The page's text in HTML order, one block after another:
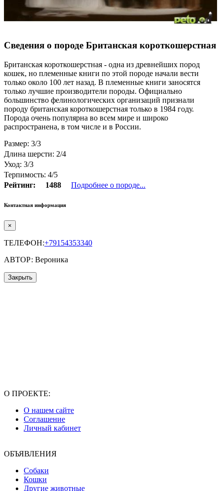
Сведения о породе Британская короткошерстная
Британская короткошерстная - одна из древнейших пород
кошек, но племенные книги по этой породе начали вести
только около 100 лет назад. В племенные книги заносятся
только лучшие производители породы. Официально
большинство фелинологических организаций признали
породу британская короткошерстная только в 1984 году.
Порода очень популярна во всем мире и широко
распространена, в том числе и в России.
Размер: 3/3
Длина шерсти: 2/4
Уход: 3/3
Терпимость: 4/5
Рейтинг:
1488 Подробнее о породе...
Контактная информация
×
ТЕЛЕФОН:+79154353340
АВТОР: Вероника
Закрыть
О ПРОЕКТЕ:
О нашем сайте
Соглашение
Личный кабинет
ОБЪЯВЛЕНИЯ
Собаки
Кошки
Другие животные